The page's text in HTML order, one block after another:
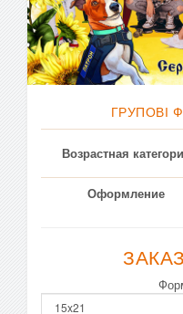
ГРУПОВІ
Возрастная
Оформление